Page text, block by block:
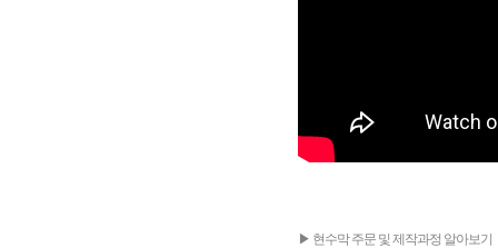
▶ 현수막 주문 및 제작과정 알아보기